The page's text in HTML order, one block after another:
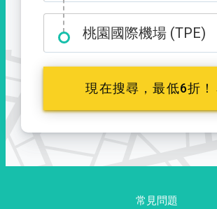
桃園國際機場 (TPE)
現在搜尋，最低6折
常見問題